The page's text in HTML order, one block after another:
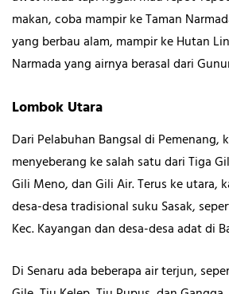
makan, coba mampir ke Taman
yang berbau alam, mampir ke Hutan
Narmada yang airnya berasal dari
Lombok Utara
Dari Pelabuhan Bangsal di Pemenang,
menyeberang ke salah satu dari Tiga
Gili Meno, dan Gili Air. Terus ke utara,
desa-desa tradisional suku Sasak,
Kec. Kayangan dan desa-desa adat di
Di Senaru ada beberapa air terjun,